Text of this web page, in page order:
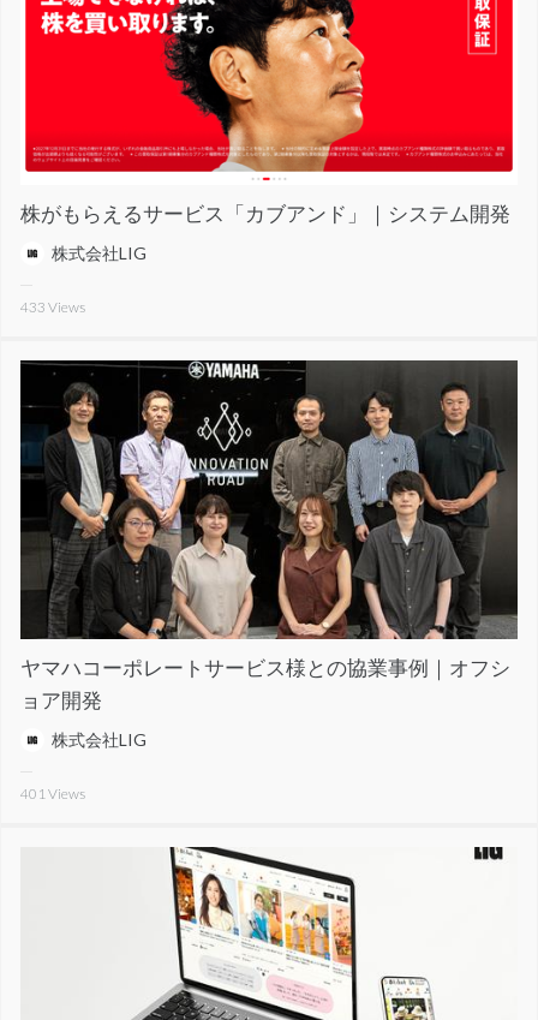
株がもらえるサービス「カブアンド」｜システム開発
株式会社LIG
433 Views
ヤマハコーポレートサービス様との協業事例｜オフシ
ョア開発
株式会社LIG
401Views